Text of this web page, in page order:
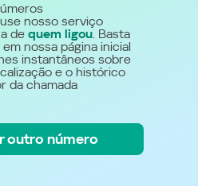
nosso serviço
de quem ligou. Basta
nossa página inicial
instantâneos sobre
e o histórico
da chamada
outro número